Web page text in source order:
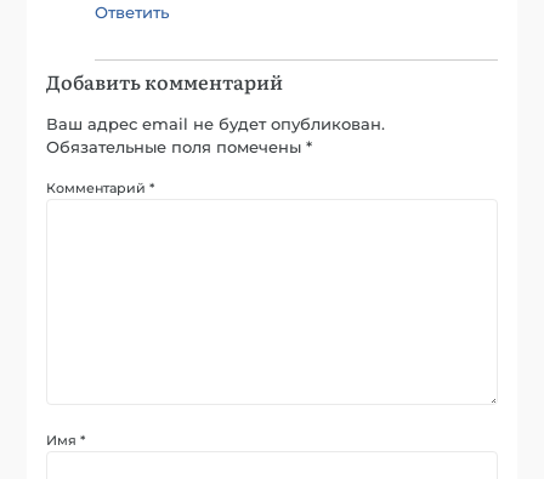
Ответить
Добавить комментарий
Ваш адрес email не будет опубликован.
Обязательные поля помечены*
Комментарий*
Имя*